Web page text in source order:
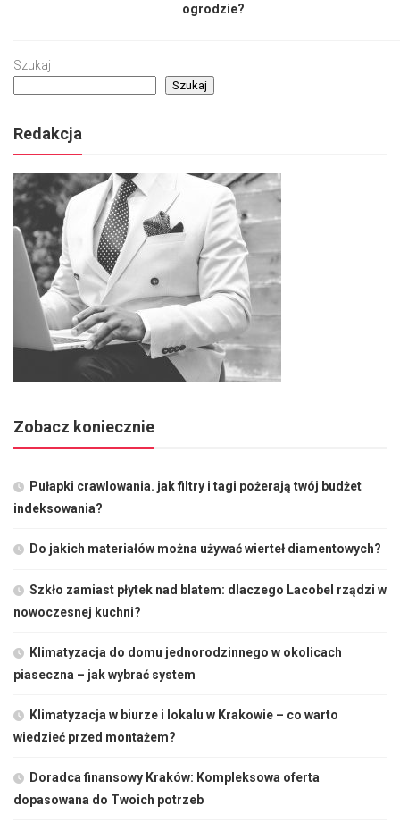
ogrodzie?
Szukaj
Szukaj
Redakcja
Zobacz koniecznie
Pułapki crawlowania. jak filtry i tagi pożerają twój budżet
indeksowania?
Do jakich materiałów można używać wierteł diamentowych?
Szkło zamiast płytek nad blatem: dlaczego Lacobel rządzi w
nowoczesnej kuchni?
Klimatyzacja do domu jednorodzinnego w okolicach
piaseczna – jak wybrać system
Klimatyzacja w biurze i lokalu w Krakowie – co warto
wiedzieć przed montażem?
Doradca finansowy Kraków: Kompleksowa oferta
dopasowana do Twoich potrzeb